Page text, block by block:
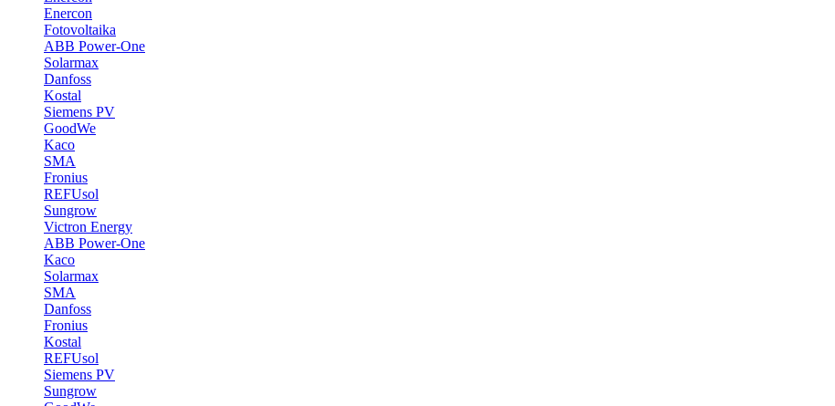
Enercon
Fotovoltaika
ABB Power-One
Solarmax
Danfoss
Kostal
Siemens PV
GoodWe
Kaco
SMA
Fronius
REFUsol
Sungrow
Victron Energy
ABB Power-One
Kaco
Solarmax
SMA
Danfoss
Fronius
Kostal
REFUsol
Siemens PV
Sungrow